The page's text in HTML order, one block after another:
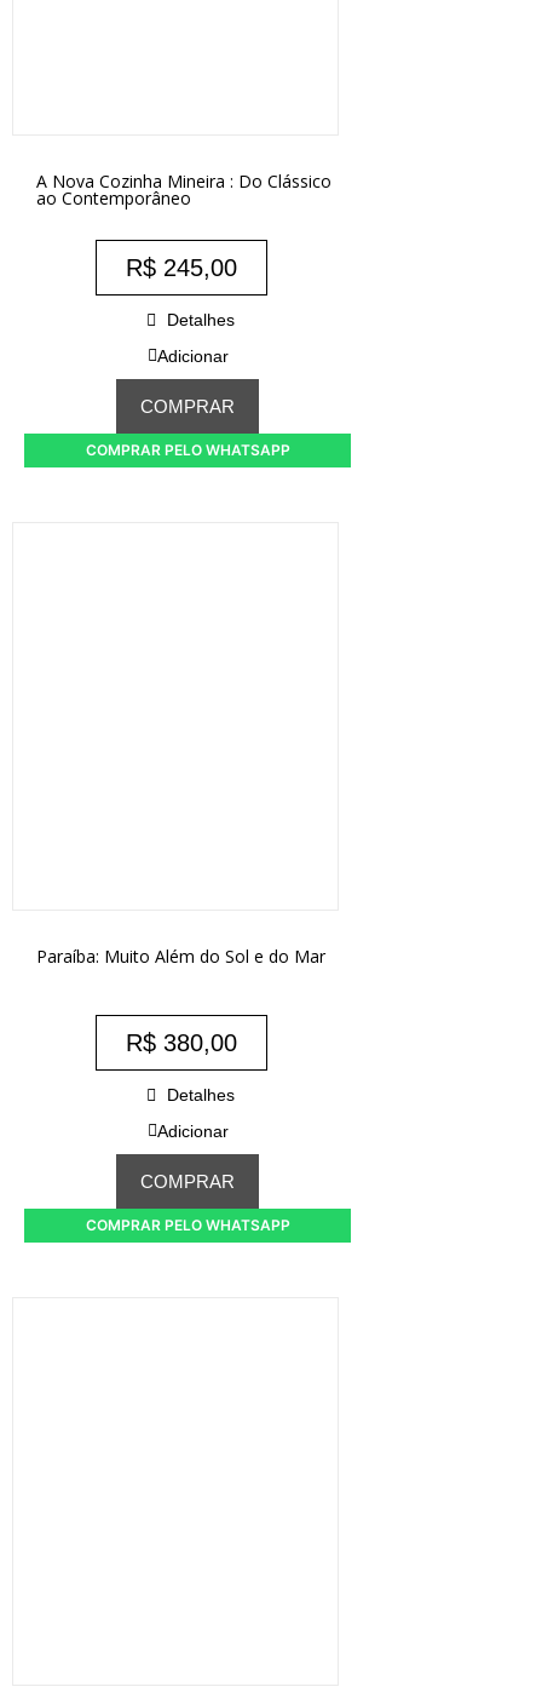
A Nova Cozinha Mineira : Do Clássico
ao Contemporâneo
R$ 245,00
Detalhes
Adicionar
COMPRAR
COMPRAR PELO WHATSAPP
Paraíba: Muito Além do Sol e do Mar
R$ 380,00
Detalhes
Adicionar
COMPRAR
COMPRAR PELO WHATSAPP